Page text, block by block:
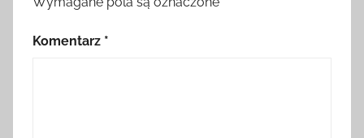
Komentarz *